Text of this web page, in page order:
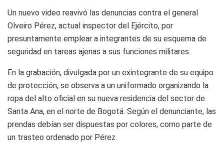
Un nuevo video reavivó las denuncias contra el general
Olveiro Pérez, actual inspector del Ejército, por
presuntamente emplear a integrantes de su esquema de
seguridad en tareas ajenas a sus funciones militares.
En la grabación, divulgada por un exintegrante de su equipo
de protección, se observa a un uniformado organizando la
ropa del alto oficial en su nueva residencia del sector de
Santa Ana, en el norte de Bogotá. Según el denunciante, las
prendas debían ser dispuestas por colores, como parte de
un trasteo ordenado por Pérez.